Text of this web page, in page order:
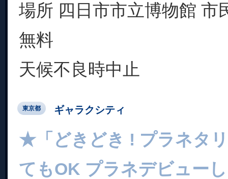
場所 四日市市立博物館 市
無料
天候不良時中止
東京都 ギャラクシティ
★「どきどき ! プラネタ
てもOK プラネデビュー